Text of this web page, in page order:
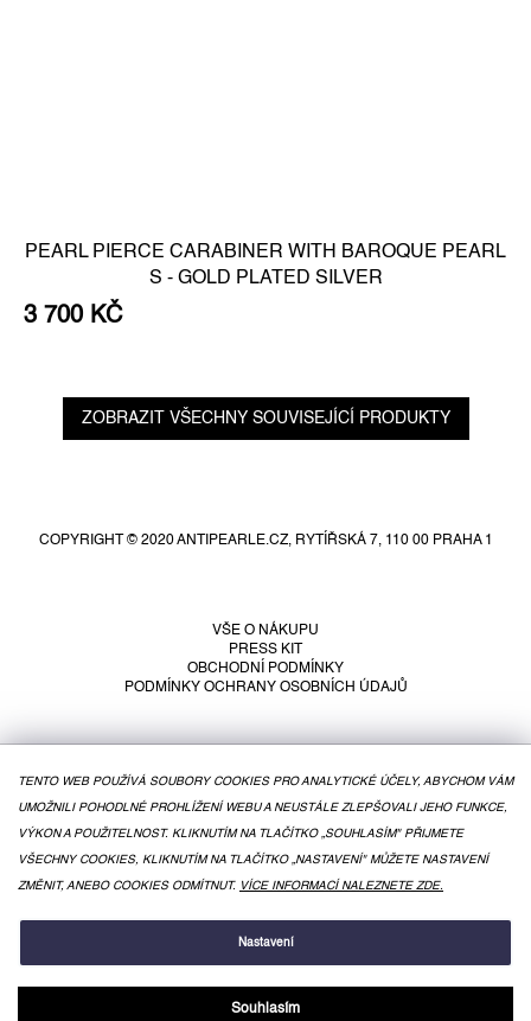
TENTO WEB POUŽÍVÁ SOUBORY COOKIES PRO ANALYTICKÉ ÚČELY, ABYCHOM VÁM
UMOŽNILI POHODLNÉ PROHLÍŽENÍ WEBU A NEUSTÁLE ZLEPŠOVALI JEHO FUNKCE,
VÝKON A POUŽITELNOST. KLIKNUTÍM NA TLAČÍTKO „SOUHLASÍM" PŘIJMETE
VŠECHNY COOKIES, KLIKNUTÍM NA TLAČÍTKO „NASTAVENÍ" MŮŽETE NASTAVENÍ
ZMĚNIT, ANEBO COOKIES ODMÍTNUT. VÍCE INFORMACÍ NALEZNETE ZDE.
Nastavení
Souhlasím
PEARL PIERCE CARABINER WITH BAROQUE PEARL
S - GOLD PLATED SILVER
3 700 KČ
ZOBRAZIT VŠECHNY SOUVISEJÍCÍ PRODUKTY
COPYRIGHT © 2020 ANTIPEARLE.CZ, RYTÍŘSKÁ 7, 110 00 PRAHA 1
VŠE O NÁKUPU
PRESS KIT
OBCHODNÍ PODMÍNKY
PODMÍNKY OCHRANY OSOBNÍCH ÚDAJŮ
VYTVOŘIL SHOPTET